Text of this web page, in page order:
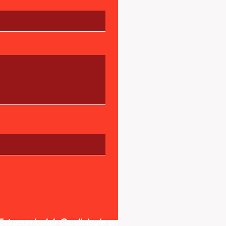
Cardiologie en